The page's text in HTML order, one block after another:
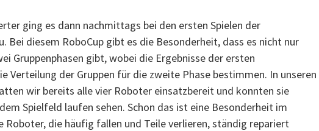
ging es dann nachmittags bei den ersten Spielen der
Bei diesem RoboCup gibt es die Besonderheit, dass es nicht nur
Gruppenphasen gibt, wobei die Ergebnisse der ersten
Verteilung der Gruppen für die zweite Phase bestimmen. In unseren
wir bereits alle vier Roboter einsatzbereit und konnten sie
Spielfeld laufen sehen. Schon das ist eine Besonderheit im
Roboter, die häufig fallen und Teile verlieren, ständig repariert